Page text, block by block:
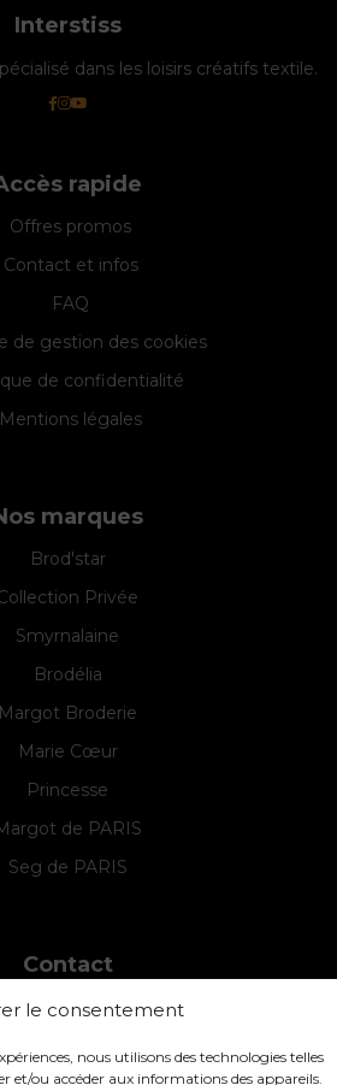
le consentement
nous utilisons des technologies telles
et/ou accéder aux informations des appareils.
Interstiss
dans les loisirs créatifs textile.
rapide
Offres promos
Contact et infos
FAQ
de gestion des cookies
de confidentialité
Mentions légales
marques
Brod'star
Privée
Smyrnalaine
Brodélia
Margot Broderie
Marie Cœur
Princesse
de PARIS
Seg de PARIS
Contact
INTERSTISS
42360 Panissières
France